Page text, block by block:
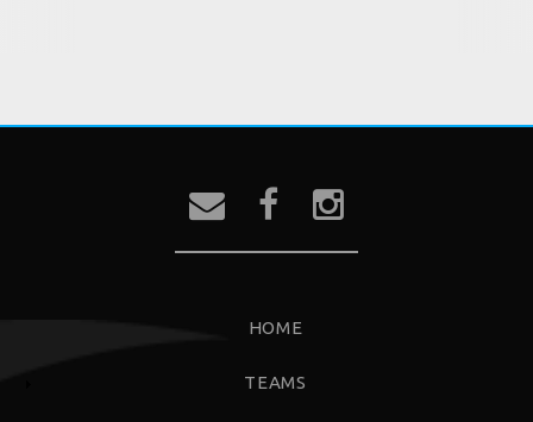
HOME
TEAMS